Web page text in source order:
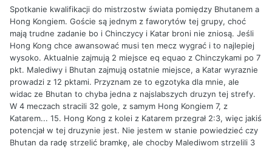
Spotkanie kwalifikacji do mistrzostw świata pomiędzy Bhutanem a
Hong Kongiem. Goście są jednym z faworytów tej grupy, choć
mają trudne zadanie bo i Chinczycy i Katar broni nie zniosą. Jeśli
Hong Kong chce awansować musi ten mecz wygrać i to najlepiej
wysoko. Aktualnie zajmują 2 miejsce eq equao z Chinczykami po 7
pkt. Malediwy i Bhutan zajmują ostatnie miejsce, a Katar wyraznie
prowadzi z 12 pktami. Przyznam ze to egzotyka dla mnie, ale
widac ze Bhutan to chyba jedna z najslabszych druzyn tej strefy.
W 4 meczach stracili 32 gole, z samym Hong Kongiem 7, z
Katarem... 15. Hong Kong z kolei z Katarem przegrał 2:3, więc jakiś
potencjał w tej druzynie jest. Nie jestem w stanie powiedzieć czy
Bhutan da radę strzelić bramkę, ale chocby Malediwom strzelili 3